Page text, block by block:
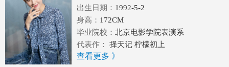
出生日期： 1992-5-2
身高： 172CM
毕业院校： 北京电影学院表演系
代表作：
择天记 柠檬初上
查看更多 》